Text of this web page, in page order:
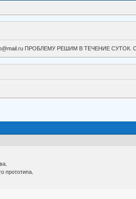
ПРОБЛЕМУ РЕШИМ В ТЕЧЕНИЕ
прототипа.